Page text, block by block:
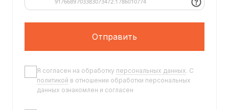
Отправить
Я согласен на обработку персональных данных. C
политикой в отношении обработки персональных
данных ознакомлен и согласен